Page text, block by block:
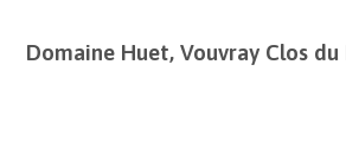
Domaine Huet, Vouvray Clos du